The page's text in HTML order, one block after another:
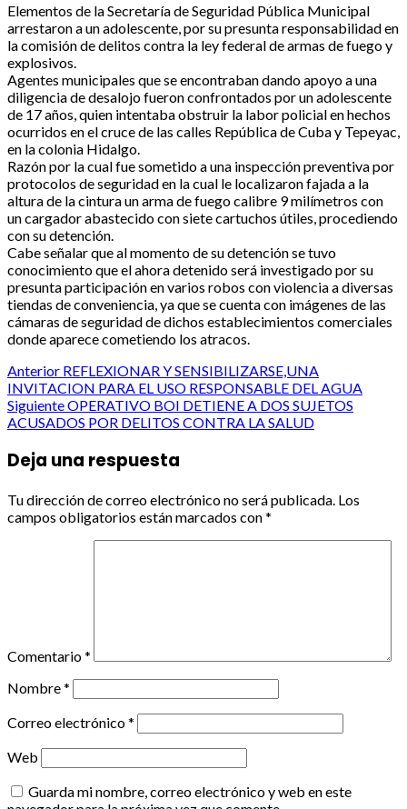
Elementos de la Secretaría de Seguridad Pública Municipal
arrestaron a un adolescente, por su presunta responsabilidad en
la comisión de delitos contra la ley federal de armas de fuego y
explosivos.
Agentes municipales que se encontraban dando apoyo a una
diligencia de desalojo fueron confrontados por un adolescente
de 17 años, quien intentaba obstruir la labor policial en hechos
ocurridos en el cruce de las calles República de Cuba y Tepeyac,
en la colonia Hidalgo.
Razón por la cual fue sometido a una inspección preventiva por
protocolos de seguridad en la cual le localizaron fajada a la
altura de la cintura un arma de fuego calibre 9 milímetros con
un cargador abastecido con siete cartuchos útiles, procediendo
con su detención.
Cabe señalar que al momento de su detención se tuvo
conocimiento que el ahora detenido será investigado por su
presunta participación en varios robos con violencia a diversas
tiendas de conveniencia, ya que se cuenta con imágenes de las
cámaras de seguridad de dichos establecimientos comerciales
donde aparece cometiendo los atracos.
Post
navigation
Anterior REFLEXIONAR Y SENSIBILIZARSE,UNA
INVITACION PARA EL USO RESPONSABLE DEL AGUA
SiguienteOPERATIVO BOI DETIENE A DOS SUJETOS
ACUSADOS POR DELITOS CONTRA LA SALUD
Deja una respuesta
Tu dirección de correo electrónico no será publicada. Los
campos obligatorios están marcados con*
Comentario*
Nombre*
Correo electrónico*
Web
Guarda mi nombre, correo electrónico y web en este